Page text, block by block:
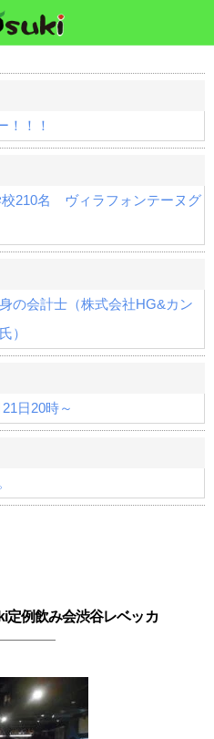
！！！
210名 ヴィラフォンテーヌグ
の会計士（株式会社HG&カン
）
日20時～
定例飲み会渋谷レベッカ